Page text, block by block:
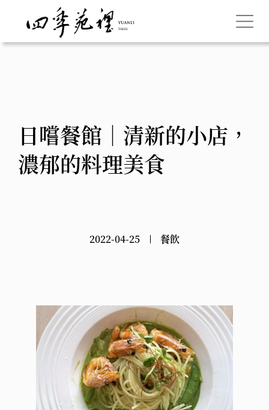
日嚐餐館｜清新的小店，
濃郁的料理美食
2022-04-25 餐飲